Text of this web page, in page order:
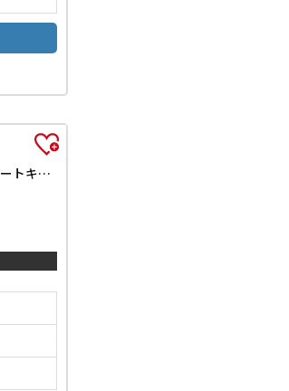
ベースグレード 両側電動スライドドア アダプティブクルーズコントロール LEDヘッドライト レーンアシスト 衝突被害軽減システム オートライト スマートキー アイドリングストップ 電動格納ミラー シートヒーター